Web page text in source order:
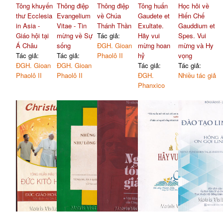
Tông khuyến
thư Ecclesia
in Asia -
Giáo hội tại
Á Châu
Tác giả:
ĐGH. Gioan
Phaolô II
Thông điệp
Evangelium
Vitae - Tin
mừng về Sự
sống
Tác giả:
ĐGH. Gioan
Phaolô II
Thông điệp
về Chúa
Thánh Thần
Tác giả:
ĐGH. Gioan
Phaolô II
Tông huấn
Gaudete et
Exultate.
Hãy vui
mừng hoan
hỷ
Tác giả:
ĐGH.
Phanxico
Học hỏi về
Hiến Chế
Gauddium et
Spes. Vui
mừng và Hy
vọng
Tác giả:
Nhiều tác giả